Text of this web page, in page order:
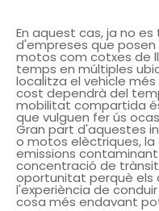
En aquest cas, ja no
d'empreses que
motos com cotxes de
temps en múltiples
localitza el vehicle més
cost dependrà del
mobilitat compartida
que vulguen fer ús
Gran part d'aquestes
o motos elèctriques, la
emissions
concentració de
oportunitat perquè els
l'experiència de
cosa més endavant